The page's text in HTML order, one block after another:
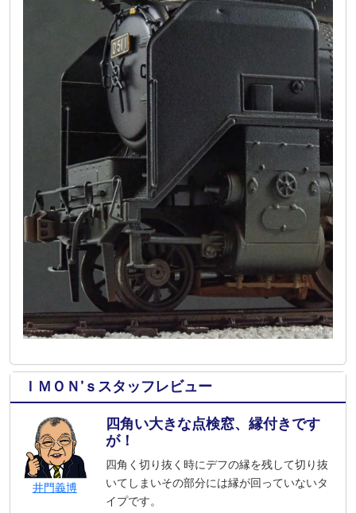
ＩＭＯＮ’ｓスタッフレビュー
井門義博
四角い大きな点検窓、縁付きです
が！
四角く切り抜く時にデフの縁を残して切り抜
いてしまいその部分には縁が回っていないタ
イプです。